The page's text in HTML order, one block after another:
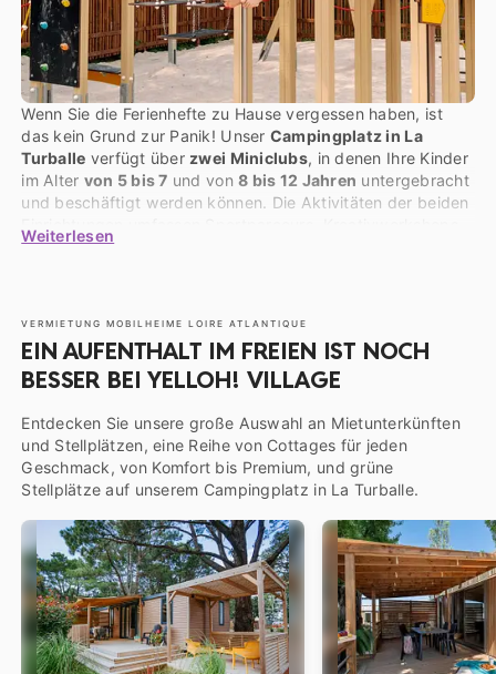
Wenn Sie die Ferienhefte zu Hause vergessen haben, ist
das kein Grund zur Panik! Unser Campingplatz in La
Turballe verfügt über zwei Miniclubs, in denen Ihre Kinder
im Alter von 5 bis 7 und von8 bis 12 Jahren untergebracht
und beschäftigt werden können. Die Aktivitäten der beiden
Schatzsuchen und Foto-Rallyes. Übrigens können sie sich
Weiterlesen
VERMIETUNG MOBILHEIME LOIRE ATLANTIQUE
EIN AUFENTHALT IM FREIEN IST NOCH
BESSER BEI YELLOH! VILLAGE
Entdecken Sie unsere große Auswahl an Mietunterkünften
und Stellplätzen, eine Reihe von Cottages für jeden
Geschmack, von Komfort bis Premium, und grüne
Stellplätze auf unserem Campingplatz in La Turballe.